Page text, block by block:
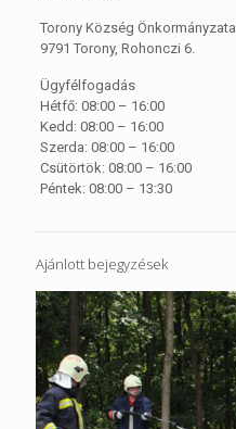
Torony Község Önkormányzata
9791 Torony, Rohonczi 6.
Ügyfélfogadás
Hétfő: 08:00 – 16:00
Kedd: 08:00 – 16:00
Szerda: 08:00 – 16:00
Csütörtök: 08:00 – 16:00
Péntek: 08:00 – 13:30
Ajánlott bejegyzések